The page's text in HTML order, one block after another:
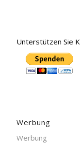
Unterstützen Sie
Werbung
Werbung